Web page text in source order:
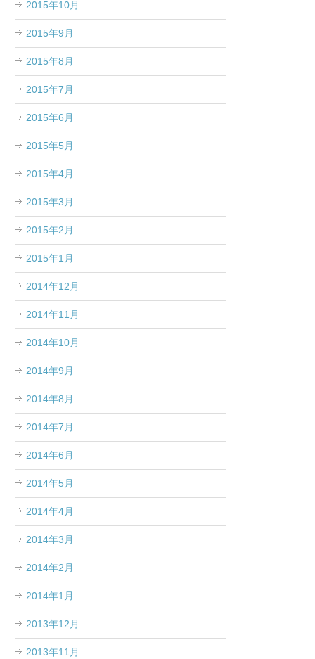
2015年10月
2015年9月
2015年8月
2015年7月
2015年6月
2015年5月
2015年4月
2015年3月
2015年2月
2015年1月
2014年12月
2014年11月
2014年10月
2014年9月
2014年8月
2014年7月
2014年6月
2014年5月
2014年4月
2014年3月
2014年2月
2014年1月
2013年12月
2013年11月